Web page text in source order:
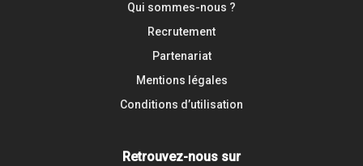
Qui sommes-nous ?
Recrutement
Partenariat
Mentions légales
Conditions d’utilisation
Retrouvez-nous sur